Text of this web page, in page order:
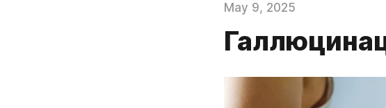
May 9, 2025